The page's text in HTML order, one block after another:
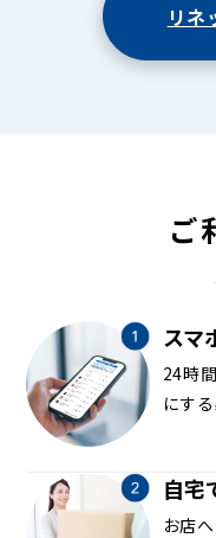
リネ
ご
スマ
24時
にす
自宅
お店